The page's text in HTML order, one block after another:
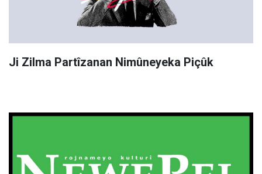
Ji Zilma Partîzanan Nimûneyeka Piçûk